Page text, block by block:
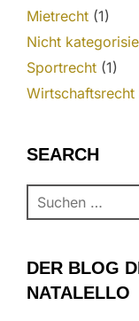
Mietrecht (1)
Nicht
Sportrecht (1)
Wirtschaftsrecht
SEARCH
DER BLOG
NATALELLO